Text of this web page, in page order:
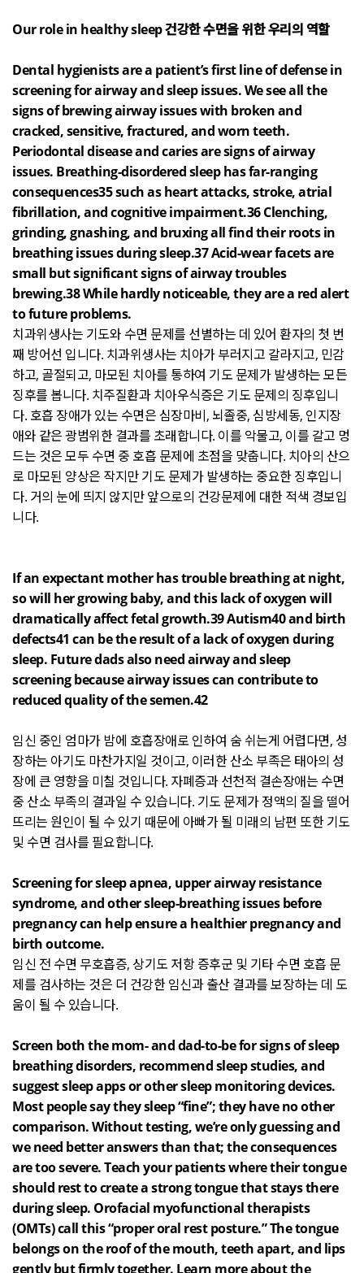
Our role in healthy sleep건강한 수면을 위한 우리의 역할
Dental hygienists are a patient’s first line of defense in
screening for airway and sleep issues. We see all the
signs of brewing airway issues with broken and
cracked, sensitive, fractured, and worn teeth.
Periodontal disease and caries are signs of airway
issues. Breathing-disordered sleep has far-ranging
consequences35 such as heart attacks, stroke, atrial
fibrillation, and cognitive impairment.36 Clenching,
grinding, gnashing, and bruxing all find their roots in
breathing issues during sleep.37 Acid-wear facets are
small but significant signs of airway troubles
brewing.38 While hardly noticeable, they are a red alert
to future problems.
치과위생사는 기도와 수면 문제를 선별하는 데 있어 환자의 첫 번
째 방어선 입니다. 치과위생사는 치아가 부러지고 갈라지고, 민감
하고, 골절되고, 마모된 치아를 통하여 기도 문제가 발생하는 모든
징후를 봅니다. 치주질환과 치아우식증은 기도 문제의 징후입니
다. 호흡 장애가 있는 수면은 심장마비, 뇌졸중,심방세동, 인지장
애와 같은 광범위한 결과를 초래합니다. 이를 악물고, 이를 갈고 멍
드는 것은 모두 수면 중 호흡 문제에 초점을 맞춥니다. 치아의 산으
로 마모된 양상은 작지만 기도 문제가 발생하는 중요한 징후입니
다. 거의 눈에 띄지 않지만 앞으로의 건강문제에 대한 적색 경보입
니다.
If an expectant mother has trouble breathing at night,
so will her growing baby, and this lack of oxygen will
dramatically affect fetal growth.39 Autism40 and birth
defects41 can be the result of a lack of oxygen during
sleep. Future dads also need airway and sleep
screening because airway issues can contribute to
reduced quality of the semen.42
임신 중인 엄마가 밤에 호흡장애로 인하여 숨 쉬는게 어렵다면,성
장하는 아기도 마찬가지일 것이고, 이러한 산소 부족은 태아의 성
장에 큰 영향을 미칠 것입니다. 자폐증과 선천적 결손장애는 수면
중 산소 부족의 결과일 수 있습니다. 기도 문제가 정액의 질을 떨어
뜨리는 원인이 될 수 있기 때문에 아빠가 될 미래의 남편 또한 기도
및 수면 검사를 필요합니다.
Screening for sleep apnea, upper airway resistance
syndrome, and other sleep-breathing issues before
pregnancy can help ensure a healthier pregnancy and
birth outcome.
임신 전 수면 무호흡증, 상기도 저항 증후군 및 기타 수면 호흡 문
제를 검사하는 것은 더 건강한 임신과 출산 결과를 보장하는 데 도
움이 될 수 있습니다.
Screen both the mom- and dad-to-be for signs of sleep
breathing disorders, recommend sleep studies, and
suggest sleep apps or other sleep monitoring devices.
Most people say they sleep “fine”; they have no other
comparison. Without testing, we’re only guessing and
we need better answers than that; the consequences
are too severe. Teach your patients where their tongue
should rest to create a strong tongue that stays there
during sleep. Orofacial myofunctional therapists
(OMTs) call this “proper oral rest posture.” The tongue
belongs on the roof of the mouth, teeth apart, and lips
gently but firmly together. Learn more about the